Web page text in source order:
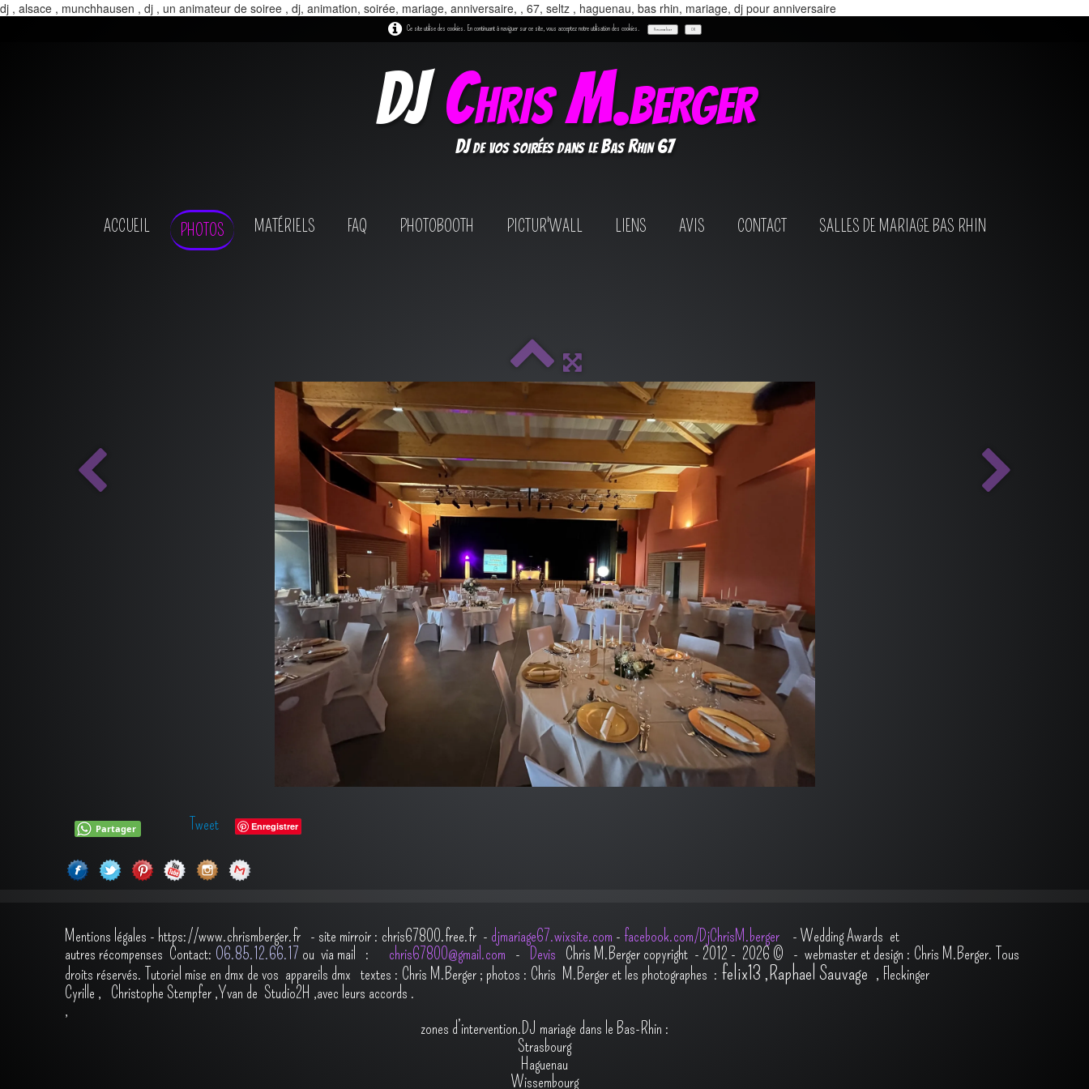
dj , alsace , munchhausen , dj , un animateur de soiree , dj, animation, soirée, mariage, anniversaire, , 67, seltz , haguenau, bas rhin, mariage, dj pour anniversaire
Ce site utilise des cookies. En continuant à naviguer sur ce site, vous acceptez notre utilisation des cookies. Personnaliser OK
DJChris M.berger
DJ de vos soirées dans le Bas Rhin 67
ACCUEIL PHOTOS MATÉRIELS FAQ PHOTOBOOTH PICTUR'WALL LIENS AVIS CONTACT SALLES DE MARIAGE BAS RHIN
Partager Tweet Enregistrer
Mentions légales - https://www.chrismberger.fr - site mirroir : chris67800.free.fr - djmariage67.wixsite.com - facebook.com/DjChrisM.berger - Wedding Awards et
autres récompenses Contact: O6.85.12.66.17 ou via mail : chris67800@gmail.com - Devis Chris M.Berger copyright - 2012 - 2026 © - webmaster et design : Chris M.Berger. Tous
droits réservés. Tutoriel mise en dmx de vos appareils dmx textes : Chris M.Berger ; photos : Chris M.Berger et les photographes : felix13 ,Raphael Sauvage , Fleckinger
Cyrille , Christophe Stempfer ,Yvan de Studio2H ,avec leurs accords .
,
zones d’intervention.DJ mariage dans le Bas-Rhin :
Strasbourg
Haguenau
Wissembourg